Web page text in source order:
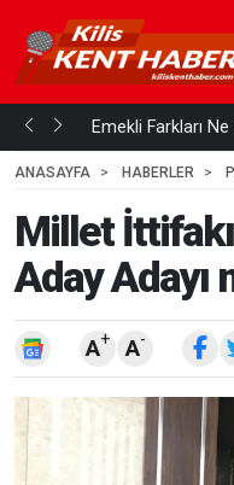
mi... Emekli Farkları
ANASAYFA
HABERLER
Millet
Aday Adayı
A+ A-